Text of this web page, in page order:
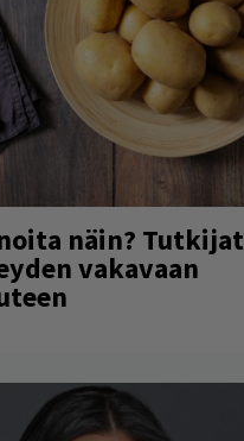
näin? Tutkijat
vakavaan